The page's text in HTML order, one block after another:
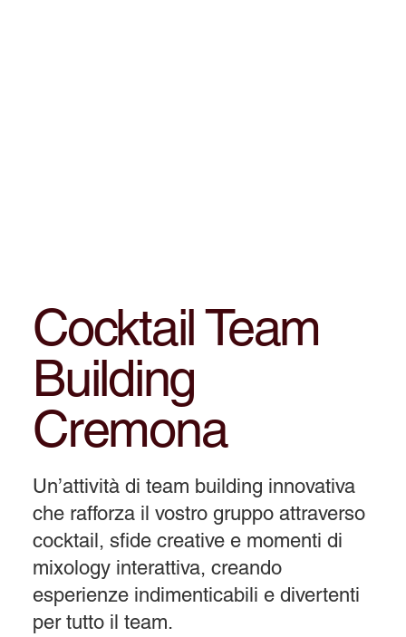
Cocktail Team
Building
Cremona
Un’attività di team building innovativa
che rafforza il vostro gruppo attraverso
cocktail, sfide creative e momenti di
mixology interattiva, creando
esperienze indimenticabili e divertenti
per tutto il team.